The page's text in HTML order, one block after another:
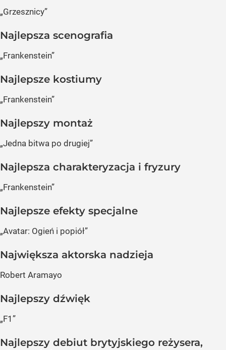
„Grzesznicy”
Najlepsza scenografia
„Frankenstein”
Najlepsze kostiumy
„Frankenstein”
Najlepszy montaż
„Jedna bitwa po drugiej”
Najlepsza charakteryzacja i fryzury
„Frankenstein”
Najlepsze efekty specjalne
„Avatar: Ogień i popiół”
Największa aktorska nadzieja
Robert Aramayo
Najlepszy dźwięk
„F1”
Najlepszy debiut brytyjskiego reżysera,